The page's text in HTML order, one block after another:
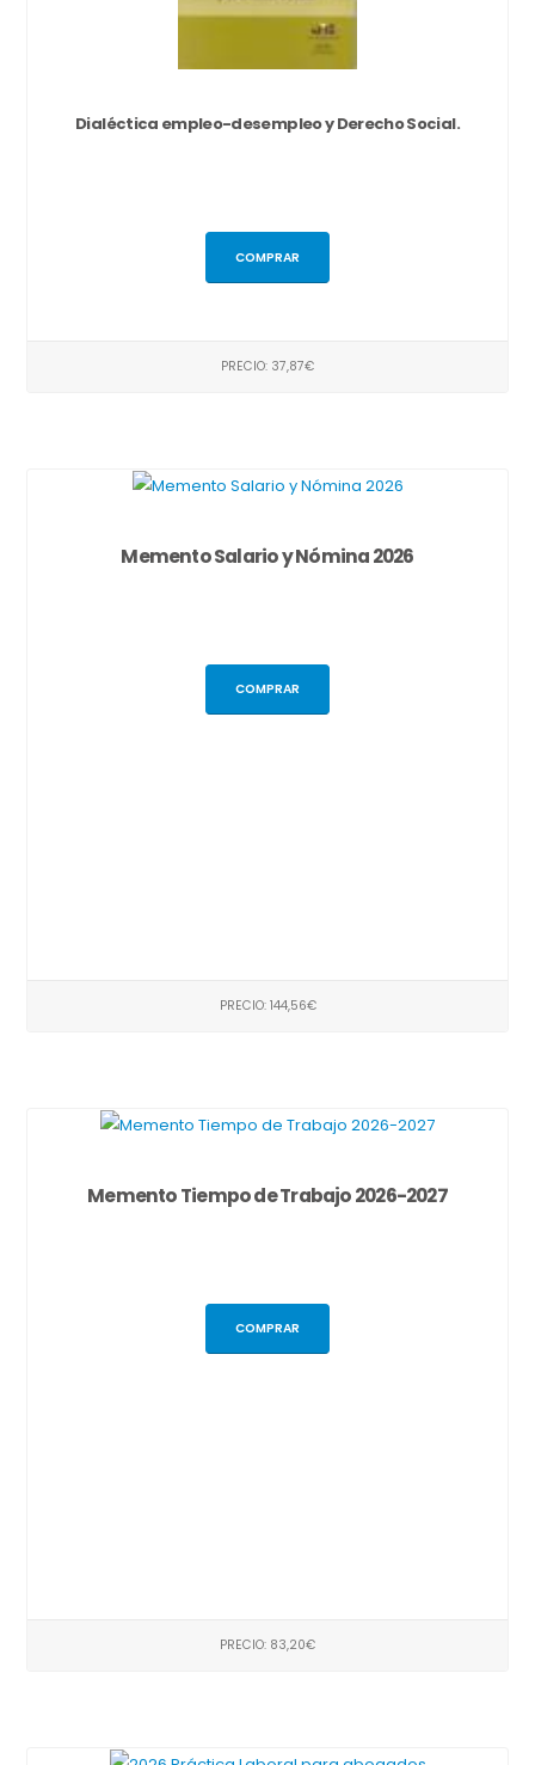
Dialéctica empleo-desempleo y Derecho Social.
COMPRAR
PRECIO: 37,87€
Memento Salario y Nómina 2026
COMPRAR
PRECIO: 144,56€
Memento Tiempo de Trabajo 2026-2027
COMPRAR
PRECIO: 83,20€